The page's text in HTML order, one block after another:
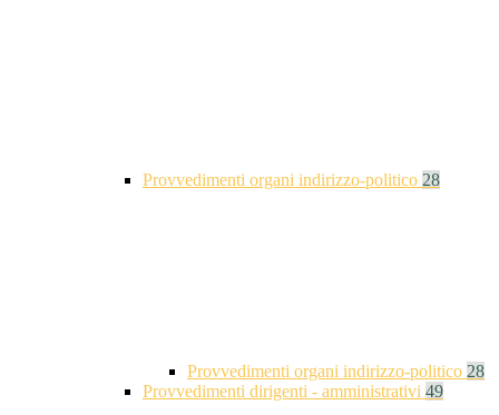
Provvedimenti organi indirizzo-politico 28
Provvedimenti organi indirizzo-politico 28
Provvedimenti dirigenti - amministrativi 49